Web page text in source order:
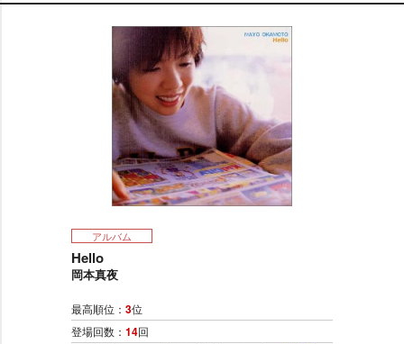
t
e
アルバム
Hello
岡本真夜
最高順位： 3位
登場回数： 14回